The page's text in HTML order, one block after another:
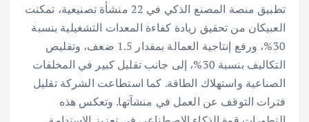
تطبيق منصة المصنع الذكي في 22 منشأة تصنيعية، تمكنت
العبيكان من تحقيق زيادة كفاءة المعدات التشغيلية بنسبة
30%، ورفع إنتاجية العمالة بمقدار 1.5 ضعف، وتقليص
التكاليف بنسبة 30%، إلى جانب تقليل كبير في المخلفات
الصناعية واستهلاك الطاقة. كما استطاعت الشركة تقليل
فترات التوقف عن العمل في منشآتها. وتعكس هذه